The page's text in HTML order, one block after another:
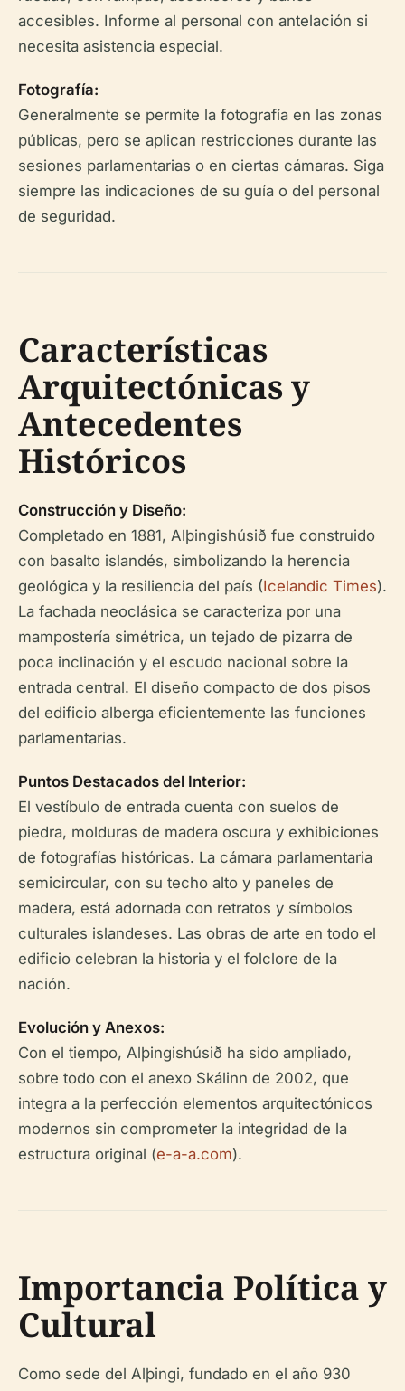
accesibles. Informe al personal con antelación si
necesita asistencia especial.
Fotografía:
Generalmente se permite la fotografía en las zonas
públicas, pero se aplican restricciones durante las
sesiones parlamentarias o en ciertas cámaras. Siga
siempre las indicaciones de su guía o del personal
de seguridad.
Características
Arquitectónicas y
Antecedentes
Históricos
Construcción y Diseño:
Completado en 1881, Alþingishúsið fue construido
con basalto islandés, simbolizando la herencia
geológica y la resiliencia del país (Icelandic Times).
La fachada neoclásica se caracteriza por una
mampostería simétrica, un tejado de pizarra de
poca inclinación y el escudo nacional sobre la
entrada central. El diseño compacto de dos pisos
del edificio alberga eficientemente las funciones
parlamentarias.
Puntos Destacados del Interior:
El vestíbulo de entrada cuenta con suelos de
piedra, molduras de madera oscura y exhibiciones
de fotografías históricas. La cámara parlamentaria
semicircular, con su techo alto y paneles de
madera, está adornada con retratos y símbolos
culturales islandeses. Las obras de arte en todo el
edificio celebran la historia y el folclore de la
nación.
Evolución y Anexos:
Con el tiempo, Alþingishúsið ha sido ampliado,
sobre todo con el anexo Skálinn de 2002, que
integra a la perfección elementos arquitectónicos
modernos sin comprometer la integridad de la
estructura original (e-a-a.com).
Importancia Política y
Cultural
Como sede del Alþingi, fundado en el año 930